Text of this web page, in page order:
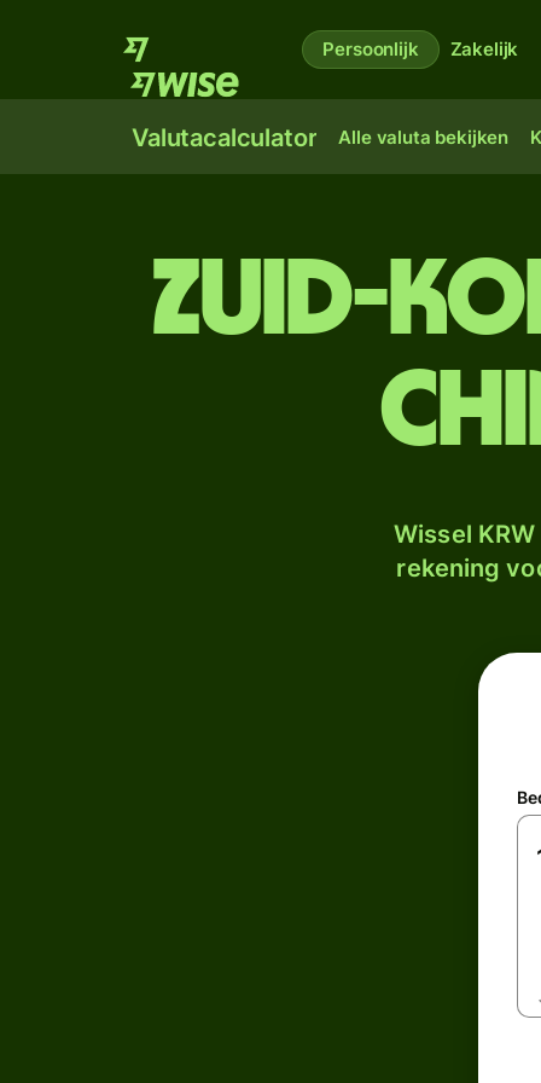
Persoonlijk Zakelijk
Valutacalculator Alle valuta bekijken
Zuid-
Wissel
rekening